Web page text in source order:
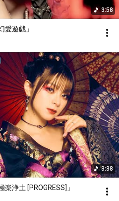
に
れないわ
負けない
で何故か
ると
に
3:58
愛遊戯」
3:38
楽浄土 [PROGRESS]」